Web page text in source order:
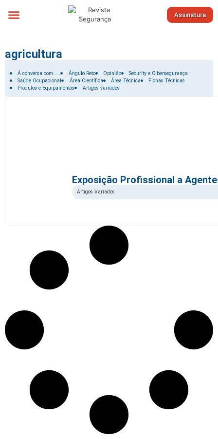
Assinatura
agricultura
Filtrar por:
Á conversa com .... Ângulo Reto Opinião
Security e Cibersegurança
Saúde Ocupacional
Área Científica Área Técnica
Fichas Técnicas
Produtos e Equipamentos
Artigos variados
Exposição Profissional a
Artigos Variados